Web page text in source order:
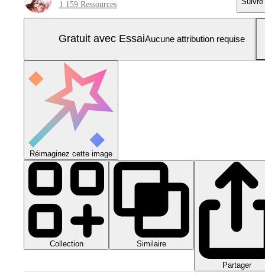
1 159 Ressources
Gratuit avec EssaiAucune attribution requise
Réimaginez cette image
Collection Similaire
Partager